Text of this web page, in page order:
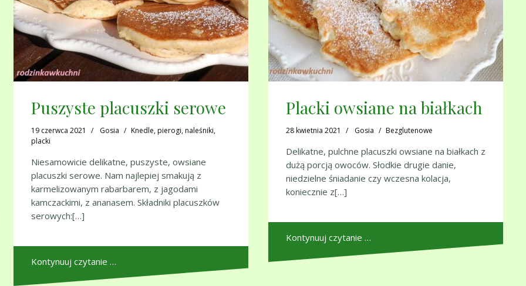
Puszyste placuszki serowe
19 czerwca 2021 Gosia
Knedle, pierogi, naleśniki,
placki
Niesamowicie delikatne, puszyste, owsiane
placuszki serowe. Nam najlepiej smakują z
karmelizowanym rabarbarem, z jagodami
kamczackimi, z ananasem. Składniki placuszków
serowych:[…]
Kontynuuj czytanie …
Placki owsiane na białkach
28 kwietnia 2021 Gosia Bezglutenowe
Delikatne, pulchne placuszki owsiane na białkach z
dużą porcją owoców. Słodkie drugie danie,
niedzielne śniadanie czy wczesna kolacja,
koniecznie z[…]
Kontynuuj czytanie …